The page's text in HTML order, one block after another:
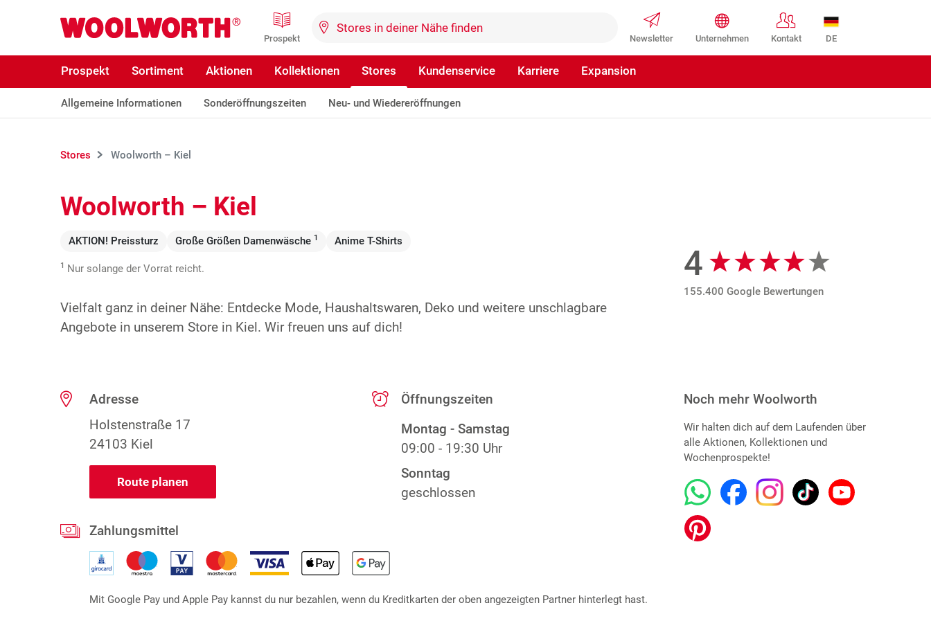
Woolworth GmbH DE
Prospekt Newsletter Unternehmen Kontakt
Prospekt Sortiment Aktionen Kollektionen Stores Kundenservice Karriere Expansion
Allgemeine Informationen Sonderöffnungszeiten Neu- und Wiedereröffnungen
Stores Woolworth – Kiel
Woolworth – Kiel
AKTION! Preissturz Große Größen Damenwäsche 1 Anime T-Shirts
1 Nur solange der Vorrat reicht.
Vielfalt ganz in deiner Nähe: Entdecke Mode, Haushaltswaren, Deko und weitere unschlagbare
Angebote in unserem Store in Kiel. Wir freuen uns auf dich!
Google Bewertungen
4
155.400 Google Bewertungen
Adresse
Holstenstraße 17
24103 Kiel
Route planen
Öffnungszeiten
Montag - Samstag
09:00 - 19:30 Uhr
Sonntag
geschlossen
Zahlungsmittel
Mit Google Pay und Apple Pay kannst du nur bezahlen, wenn du Kreditkarten der oben angezeigten Partner hinterlegt hast.
Noch mehr Woolworth
Wir halten dich auf dem Laufenden über
alle Aktionen, Kollektionen und
Wochenprospekte!